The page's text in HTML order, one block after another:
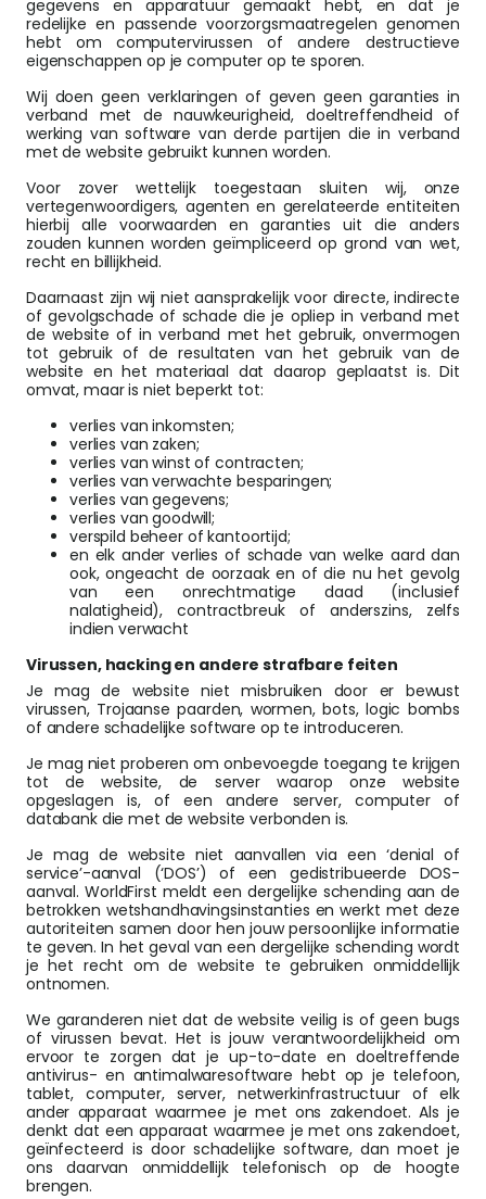
gegevens en apparatuur gemaakt hebt, en dat je
redelijke en passende voorzorgsmaatregelen genomen
hebt om computervirussen of andere destructieve
eigenschappen op je computer op te sporen.
Wij doen geen verklaringen of geven geen garanties in
verband met de nauwkeurigheid, doeltreffendheid of
werking van software van derde partijen die in verband
met de website gebruikt kunnen worden.
Voor zover wettelijk toegestaan sluiten wij, onze
vertegenwoordigers, agenten en gerelateerde entiteiten
hierbij alle voorwaarden en garanties uit die anders
zouden kunnen worden geïmpliceerd op grond van wet,
recht en billijkheid.
Daarnaast zijn wij niet aansprakelijk voor directe, indirecte
of gevolgschade of schade die je opliep in verband met
de website of in verband met het gebruik, onvermogen
tot gebruik of de resultaten van het gebruik van de
website en het materiaal dat daarop geplaatst is. Dit
omvat, maar is niet beperkt tot:
verlies van inkomsten;
verlies van zaken;
verlies van winst of contracten;
verlies van verwachte besparingen;
verlies van gegevens;
verlies van goodwill;
verspild beheer of kantoortijd;
en elk ander verlies of schade van welke aard dan
ook, ongeacht de oorzaak en of die nu het gevolg
van een onrechtmatige daad (inclusief
nalatigheid), contractbreuk of anderszins, zelfs
indien verwacht
Virussen, hacking en andere strafbare feiten
Je mag de website niet misbruiken door er bewust
virussen, Trojaanse paarden, wormen, bots, logic bombs
of andere schadelijke software op te introduceren.
Je mag niet proberen om onbevoegde toegang te krijgen
tot de website, de server waarop onze website
opgeslagen is, of een andere server, computer of
databank die met de website verbonden is.
Je mag de website niet aanvallen via een ‘denial of
service’-aanval (‘DOS’) of een gedistribueerde DOS-
aanval. WorldFirst meldt een dergelijke schending aan de
betrokken wetshandhavingsinstanties en werkt met deze
autoriteiten samen door hen jouw persoonlijke informatie
te geven. In het geval van een dergelijke schending wordt
je het recht om de website te gebruiken onmiddellijk
ontnomen.
We garanderen niet dat de website veilig is of geen bugs
of virussen bevat. Het is jouw verantwoordelijkheid om
ervoor te zorgen dat je up-to-date en doeltreffende
antivirus- en antimalwaresoftware hebt op je telefoon,
tablet, computer, server, netwerkinfrastructuur of elk
ander apparaat waarmee je met ons zakendoet. Als je
denkt dat een apparaat waarmee je met ons zakendoet,
geïnfecteerd is door schadelijke software, dan moet je
ons daarvan onmiddellijk telefonisch op de hoogte
brengen.